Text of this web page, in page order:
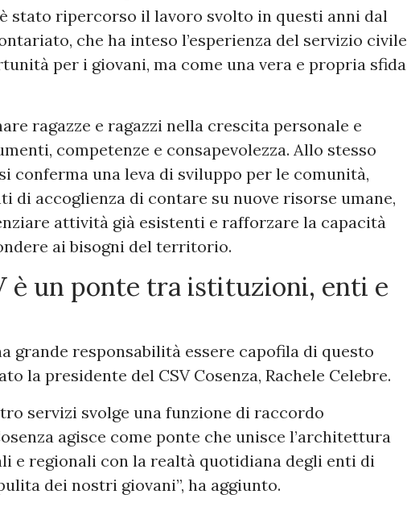
stato ripercorso il lavoro svolto in questi anni dal
che ha inteso l’esperienza del servizio civile
per i giovani, ma come una vera e propria sfida
ragazze e ragazzi nella crescita personale e
competenze e consapevolezza. Allo stesso
conferma una leva di sviluppo per le comunità,
di accoglienza di contare su nuove risorse umane,
attività già esistenti e rafforzare la capacità
ai bisogni del territorio.
è un ponte tra istituzioni, enti e
grande responsabilità essere capofila di questo
la presidente del CSV Cosenza, Rachele Celebre.
servizi svolge una funzione di raccordo
agisce come ponte che unisce l’architettura
e regionali con la realtà quotidiana degli enti di
dei nostri giovani”, ha aggiunto.